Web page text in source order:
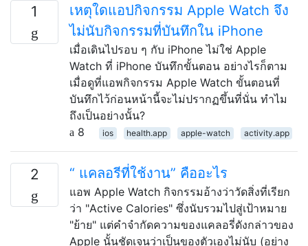
1
เหตุใดแอปกิจกรรม Apple Watch จึง
ไม่นับกิจกรรมที่บันทึกใน iPhone
เมื่อเดินไปรอบ ๆ กับ iPhone ไม่ใช่ Apple
Watch ที่ iPhone บันทึกขั้นตอน อย่างไรก็ตาม
เมื่อดูที่แอพกิจกรรม Apple Watch ขั้นตอนที่
บันทึกไว้ก่อนหน้านี้จะไม่ปรากฏขึ้นที่นั่น ทำไม
ถึงเป็นอย่างนั้น?
8
ios health.app apple-watch activity.app
2 “ แคลอรีที่ใช้งาน” คืออะไร
แอพ Apple Watch กิจกรรมอ้างว่าวัดสิ่งที่เรียก
ว่า "Active Calories" ซึ่งนับรวมไปสู่เป้าหมาย
"ย้าย" แต่คำจำกัดความของแคลอรี่ดังกล่าวของ
Apple นั้นชัดเจนว่าเป็นของตัวเองไม่นับ (อย่าง